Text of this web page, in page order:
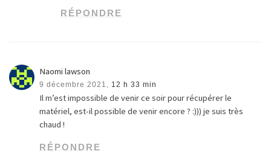
RÉPONDRE
Naomi lawson
9 décembre 2021, 12 h 33 min
Il m’est impossible de venir ce soir pour récupérer le
matériel, est-il possible de venir encore ? :))) je suis très
chaud !
RÉPONDRE